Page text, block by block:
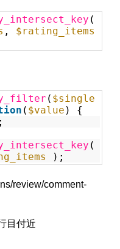
(
, $rating_items
( $single
( $value ) {
(
);
review/comment-
目付近